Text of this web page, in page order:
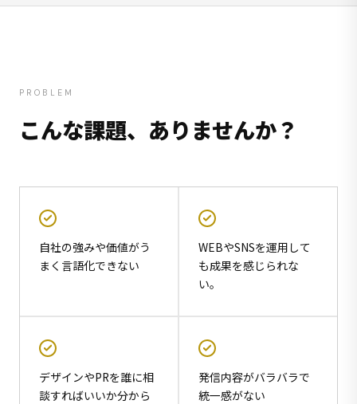
PROBLEM
こんな課題、ありませんか？
自社の強みや価値がう
まく言語化できない
WEBやSNSを運用して
も成果を感じられな
い。
デザインやPRを誰に相
談すればいいか分から
発信内容がバラバラで
統一感がない